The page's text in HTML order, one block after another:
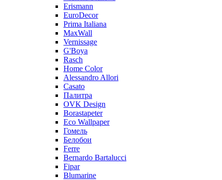
Erismann
EuroDecor
Prima Italiana
MaxWall
Vernissage
G'Boya
Rasch
Home Color
Alessandro Allori
Casato
Палитра
OVK Design
Borastapeter
Eco Wallpaper
Гомель
Белобои
Ferre
Bernardo Bartalucci
Fipar
Blumarine